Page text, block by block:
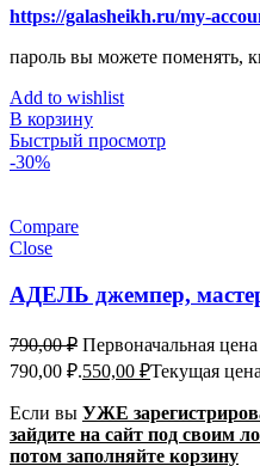
https://galasheikh.ru/my-
пароль вы можете поменять,
Add to wishlist
В корзину
Быстрый просмотр
-30%
Compare
Close
АДЕЛЬ джемпер,
790,00₽ Первоначальная цена
790,00 ₽.550,00 ₽Текущая
Если вы УЖЕ
зайдите на сайт под своим
потом заполняйте корзину